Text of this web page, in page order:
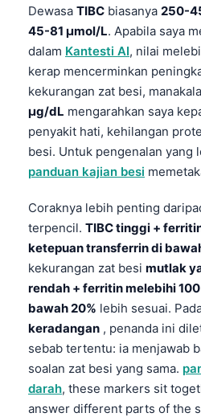
Dewasa TIBC biasanya 250-
45-81 µmol/L. Apabila saya
dalam Kantesti AI, nilai
kerap mencerminkan
kekurangan zat besi,
µg/dL mengarahkan saya
penyakit hati, kehilangan
besi. Untuk pengenalan yang
panduan kajian besi
Coraknya lebih penting
terpencil. TIBC tinggi +
ketepuan transferrin di
kekurangan zat besi mutlak
rendah + ferritin melebihi
bawah 20% lebih sesuai.
keradangan , penanda ini
sebab tertentu: ia menjawab
soalan zat besi yang sama.
darah, these markers sit
answer different parts of the